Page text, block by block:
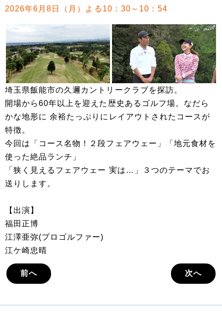
2026年6月8日（月）よる10：30～10：54
埼玉県飯能市の久邇カントリークラブを探訪。
開場から60年以上を迎えた歴史あるゴルフ場。なだら
かな地形に 余裕たっぷりにレイアウトされたコースが
特徴。
今回は「コース名物！２段フェアウェー」「地元食材を
使った絶品ランチ」
「狭く見えるフェアウェー 実は…」３つのテーマでお
送りします。
【出演】
福田正博
江澤亜弥(プロゴルファー)
江ケ崎忠晴
前へ 次へ